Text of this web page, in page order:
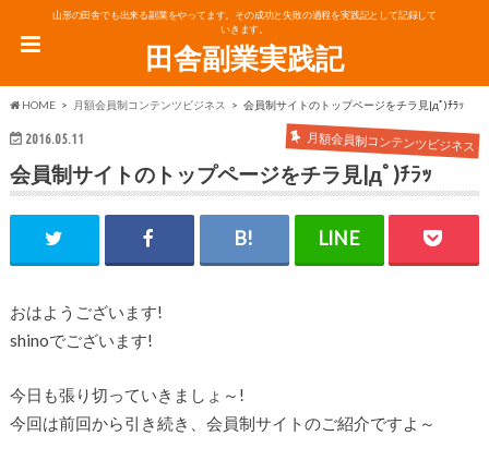
山形の田舎でも出来る副業をやってます。その成功と失敗の過程を実践記として記録して
いきます。
田舎副業実践記
HOME 月額会員制コンテンツビジネス 会員制サイトのトップページをチラ見|дﾟ)ﾁﾗｯ
2016.05.11 月額会員制コンテンツビジネス
会員制サイトのトップページをチラ見|дﾟ)ﾁﾗｯ
おはようございます!
shinoでございます!
今日も張り切っていきましょ～!
今回は前回から引き続き、会員制サイトのご紹介ですよ～